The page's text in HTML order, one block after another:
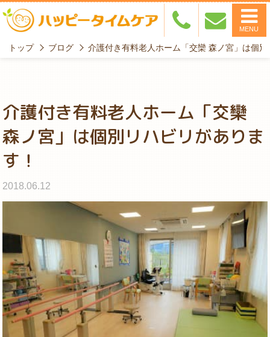
MENU
トップ ブログ 介護付き有料老人ホーム「交欒 森ノ宮」は個
介護付き有料老人ホーム「交欒
森ノ宮」は個別リハビリがありま
す！
2018.06.12